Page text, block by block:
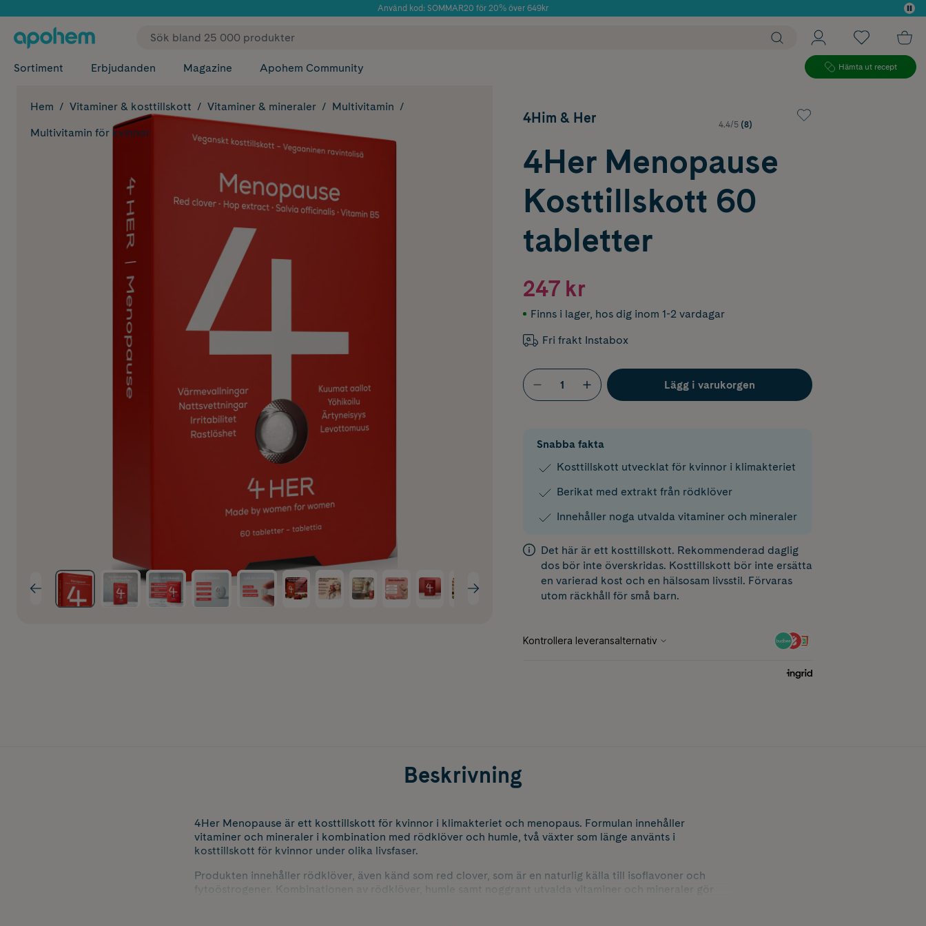
Använd kod: SOMMAR20 för 20% över 649kr
✓ Fri frakt
Sortiment Erbjudanden Magazine Apohem Community Hämta ut recept
Hem Vitaminer & kosttillskott Vitaminer & mineraler
Multivitamin
Multivitamin för kvinnor
4Him & Her 4.4/5 (8)
4Her Menopause
Kosttillskott 60
tabletter
247 kr
Finns i lager, hos dig inom 1-2 vardagar
Fri frakt Instabox
Lägg i varukorgen
Snabba fakta
Kosttillskott utvecklat för kvinnor i klimakteriet
Berikat med extrakt från rödklöver
Innehåller noga utvalda vitaminer och mineraler
Det här är ett kosttillskott. Rekommenderad daglig
dos bör inte överskridas. Kosttillskott bör inte ersätta
en varierad kost och en hälsosam livsstil. Förvaras
utom räckhåll för små barn.
Beskrivning
4Her Menopause är ett kosttillskott för kvinnor i klimakteriet och menopaus. Formulan innehåller
vitaminer och mineraler i kombination med rödklöver och humle, två växter som länge använts i
kosttillskott för kvinnor under olika livsfaser.
Produkten innehåller rödklöver, även känd som red clover, som är en naturlig källa till isoflavoner och
fytoöstrogener. Kombinationen av rödklöver, humle samt noggrant utvalda vitaminer och mineraler gör